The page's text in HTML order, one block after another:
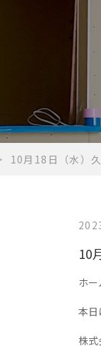
10月18日（水）
10
ホー
本日
株